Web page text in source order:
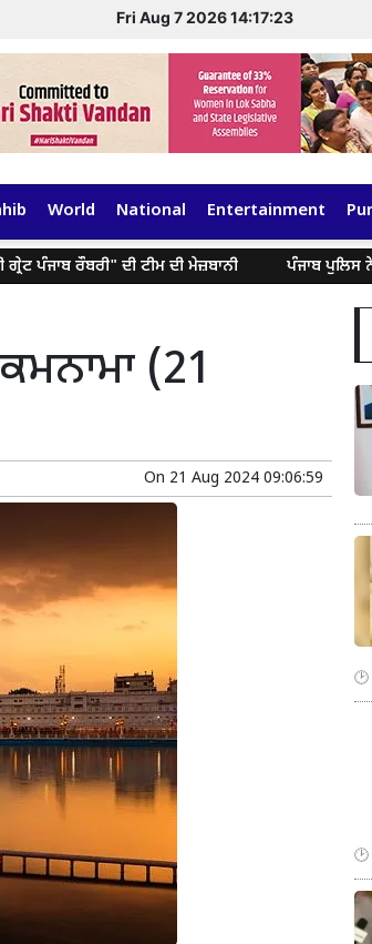
Fri Aug 7 2026 14:17:23
World National Entertainment
ਰੌਬਰੀ" ਦੀ ਟੀਮ ਦੀ ਮੇਜ਼ਬਾਨੀ ਪੰਜਾਬ ਪੁਲਿਸ ਨੇ
(21
On 21 Aug 2024 09:06:59